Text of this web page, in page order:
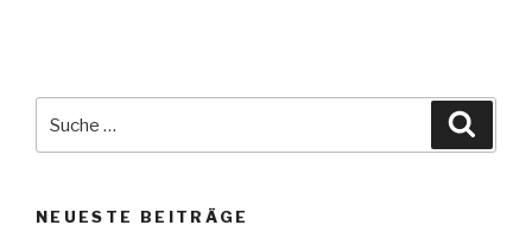
nach:
NEUESTE BEITRÄGE